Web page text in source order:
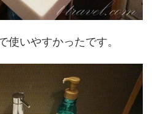
使いやすかったです。